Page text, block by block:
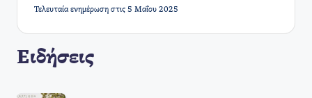
Τελευταία ενημέρωση στις 5 Μαΐου 2025
Ειδήσεις